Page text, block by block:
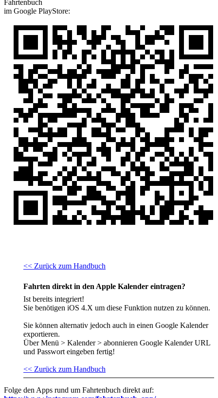
Fahrtenbuch
im Google PlayStore:
<< Zurück zum Handbuch
Fahrten direkt in den Apple Kalender eintragen?
Ist bereits integriert!
Sie benötigen iOS 4.X um diese Funktion nutzen zu können.
Sie können alternativ jedoch auch in einen Google Kalender
exportieren.
Über Menü > Kalender > abonnieren Google Kalender URL
und Passwort eingeben fertig!
<< Zurück zum Handbuch
Folge den Apps rund um Fahrtenbuch direkt auf: